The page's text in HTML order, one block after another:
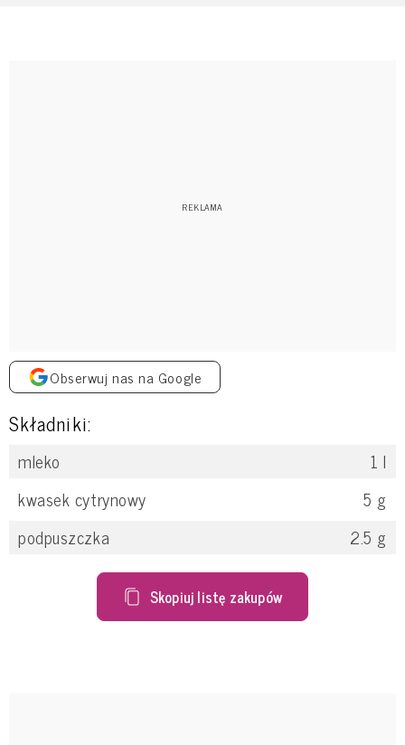
Obserwuj nas na Google
Składniki:
mleko 1 l
kwasek cytrynowy
5 g
podpuszczka
2.5 g
Skopiuj listę zakupów